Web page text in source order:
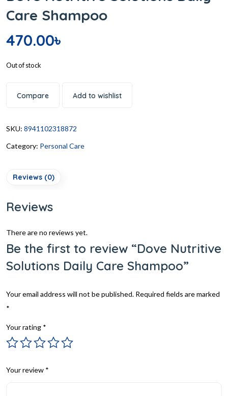
Care Shampoo
470.00৳
Out of stock
Compare Add to wishlist
SKU: 8941102318872
Category: Personal Care
Reviews (0)
Reviews
There are no reviews yet.
Be the first to review “Dove Nutritive
Solutions Daily Care Shampoo”
Your email address will not be published. Required fields are marked
*
Your rating *
Your review *